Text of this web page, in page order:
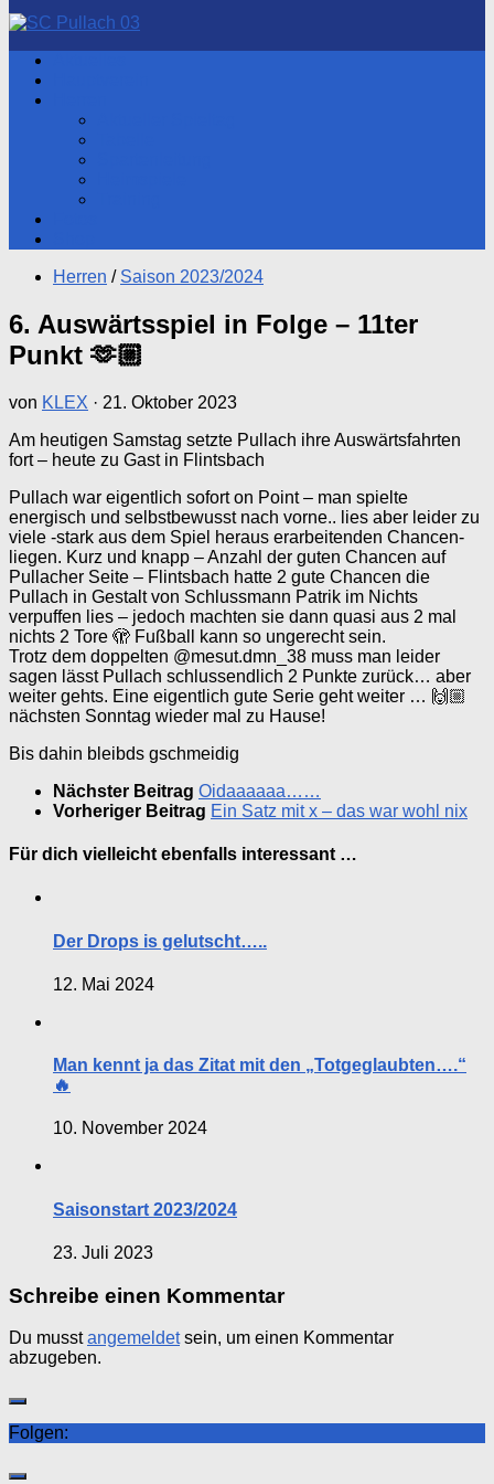
Herren / Saison 2023/2024
6. Auswärtsspiel in Folge – 11ter
Punkt 🫶🏼
von KLEX · 21. Oktober 2023
Am heutigen Samstag setzte Pullach ihre Auswärtsfahrten
fort – heute zu Gast in Flintsbach
Pullach war eigentlich sofort on Point – man spielte
energisch und selbstbewusst nach vorne.. lies aber leider zu
viele -stark aus dem Spiel heraus erarbeitenden Chancen-
liegen. Kurz und knapp – Anzahl der guten Chancen auf
Pullacher Seite – Flintsbach hatte 2 gute Chancen die
Pullach in Gestalt von Schlussmann Patrik im Nichts
verpuffen lies – jedoch machten sie dann quasi aus 2 mal
nichts 2 Tore 🫣 Fußball kann so ungerecht sein.
Trotz dem doppelten @mesut.dmn_38 muss man leider
sagen lässt Pullach schlussendlich 2 Punkte zurück… aber
weiter gehts. Eine eigentlich gute Serie geht weiter … 🙌🏼
nächsten Sonntag wieder mal zu Hause!
Bis dahin bleibds gschmeidig
Nächster Beitrag Oidaaaaaa……
Vorheriger Beitrag Ein Satz mit x – das war wohl nix
Für dich vielleicht ebenfalls interessant …
Der Drops is gelutscht…..
12. Mai 2024
Man kennt ja das Zitat mit den „Totgeglaubten….“
🔥
10. November 2024
Saisonstart 2023/2024
23. Juli 2023
Schreibe einen Kommentar
Du musstangemeldetsein, um einen Kommentar
abzugeben.
Folgen: